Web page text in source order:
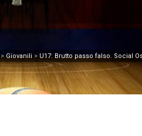
Giovanili > U17: Brutto passo falso. Social